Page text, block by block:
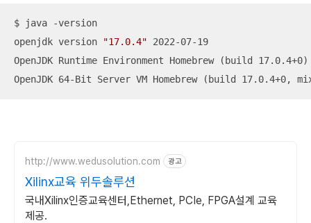
$ java -version
openjdk version
"17.0.4" 2022-07-19
OpenJDK Runtime Environment Homebrew (build 17.0.4+0)
OpenJDK 64-Bit Server VM Homebrew (build 17.0.4+0,
http://www.wedusolution.com 광고
Xilinx교육 위두솔루션
국내Xilinx인증교육센터,Ethernet, PCIe, FPGA설계 교육
제공.